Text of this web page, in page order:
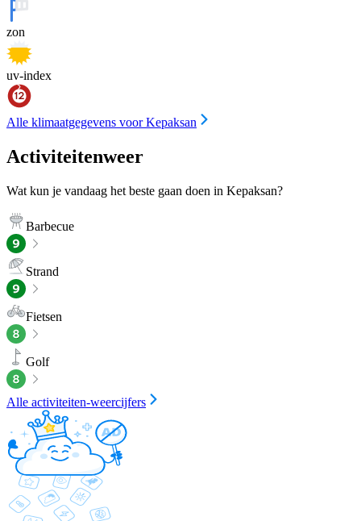
zon
uv-index
Alle klimaatgegevens voor Kepaksan
Activiteitenweer
Wat kun je vandaag het beste gaan doen in Kepaksan?
Barbecue
Strand
Fietsen
Golf
Alle activiteiten-weercijfers